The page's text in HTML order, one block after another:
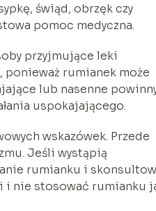
świąd, obrzęk czy
pomoc medyczna.
przyjmujące leki
ponieważ rumianek może
lub nasenne
uspokajającego.
wskazówek. Przede
Jeśli wystąpią
rumianku i
i nie stosować rumianku